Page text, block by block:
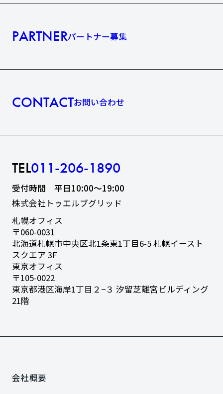
会社概要
PARTNERパートナー募集
CONTACTお問い合わせ
TEL011-206-1890
受付時間 平日10:00〜19:00
株式会社トゥエルブグリッド
札幌オフィス
〒060-0031
北海道札幌市中央区北1条東1丁目6-5札幌イースト
スクエア 3F
東京オフィス
〒105-0022
東京都港区海岸1丁目２−３ 汐留芝離宮ビルディング
21階